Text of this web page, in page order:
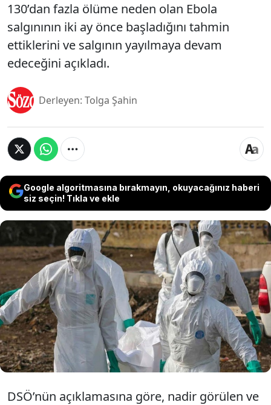
130’dan fazla ölüme neden olan Ebola
salgınının iki ay önce başladığını tahmin
ettiklerini ve salgının yayılmaya devam
edeceğini açıkladı.
Derleyen: Tolga Şahin
Google algoritmasına bırakmayın, okuyacağınız haberi
siz seçin! Tıkla ve ekle
Dünya Sağlık Örgütü (DSÖ), Demokratik
Kongo Cumhuriyeti’nin doğusunda görülen ve
130’dan fazla ölüme neden olan Ebola
salgınının iki ay önce başladığını tahmin
ettiklerini ve salgının yayılmaya devam
edeceğini açıkladı.
DSÖ’nün açıklamasına göre, nadir görülen ve